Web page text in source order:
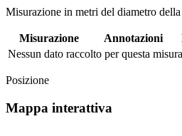
Misurazione in metri del diametro
Misurazione Annotazioni
Nessun dato raccolto per questa
Posizione
Mappa interattiva